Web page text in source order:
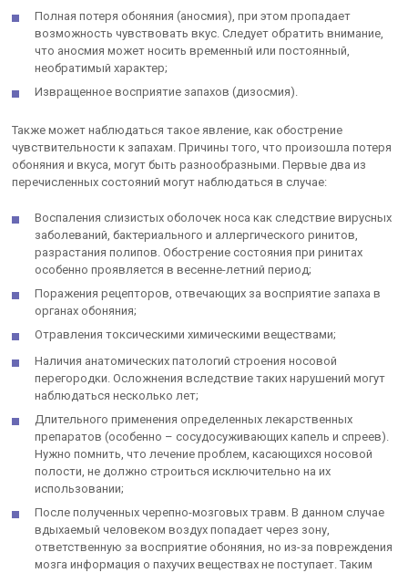
Полная потеря обоняния (аносмия), при этом пропадает
возможность чувствовать вкус. Следует обратить внимание,
что аносмия может носить временный или постоянный,
необратимый характер;
Извращенное восприятие запахов (дизосмия).
Также может наблюдаться такое явление, как обострение
чувствительности к запахам. Причины того, что произошла потеря
обоняния и вкуса, могут быть разнообразными. Первые два из
перечисленных состояний могут наблюдаться в случае:
Воспаления слизистых оболочек носа как следствие вирусных
заболеваний, бактериального и аллергического ринитов,
разрастания полипов. Обострение состояния при ринитах
особенно проявляется в весенне-летний период;
Поражения рецепторов, отвечающих за восприятие запаха в
органах обоняния;
Отравления токсическими химическими веществами;
Наличия анатомических патологий строения носовой
перегородки. Осложнения вследствие таких нарушений могут
наблюдаться несколько лет;
Длительного применения определенных лекарственных
препаратов (особенно – сосудосуживающих капель и спреев).
Нужно помнить, что лечение проблем, касающихся носовой
полости, не должно строиться исключительно на их
использовании;
После полученных черепно-мозговых травм. В данном случае
вдыхаемый человеком воздух попадает через зону,
ответственную за восприятие обоняния, но из-за повреждения
мозга информация о пахучих веществах не поступает. Таким